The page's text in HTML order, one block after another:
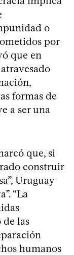
o
por
que en
formas de
a ser una
que, si
construir
Uruguay
“La
las
humanos